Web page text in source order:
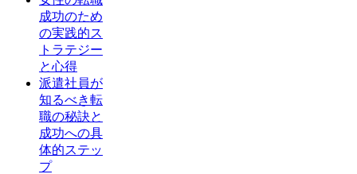
成功のため
の実践的ス
トラテジー
と心得
派遣社員が
知るべき転
職の秘訣と
成功への具
体的ステッ
プ